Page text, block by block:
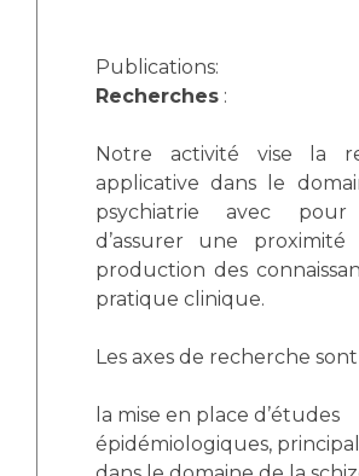
Publications:
Recherches :
Notre activité vise la
applicative dans le
psychiatrie avec pour
d’assurer une
production des
pratique clinique.
Les axes de recherche sont
la mise en place d’études
épidémiologiques,